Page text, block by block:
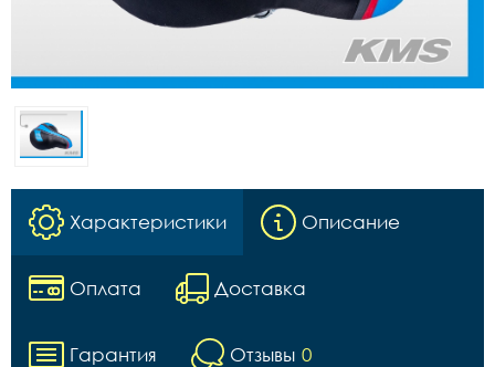
Характеристики Описание
Оплата Доставка
Гарантия Отзывы 0